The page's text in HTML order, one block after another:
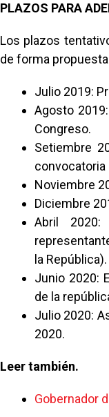
PLAZOS PARA
Los plazos
de forma
Julio 2019:
Agosto
Congreso.
Setiembre
convocatoria
Noviembre
Diciembre
Abril 2020:
la República).
Junio 2020:
de la
Julio 2020:
2020.
Leer también.
Gobernador